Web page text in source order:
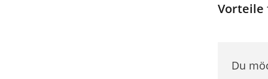
Vorteile
Du